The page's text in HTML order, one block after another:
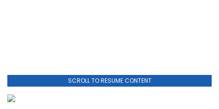
SCROLL TO RESUME CONTENT